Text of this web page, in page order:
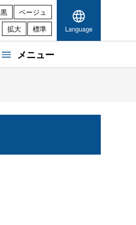
黒
ベージュ
拡大 標準 Language
メニュー